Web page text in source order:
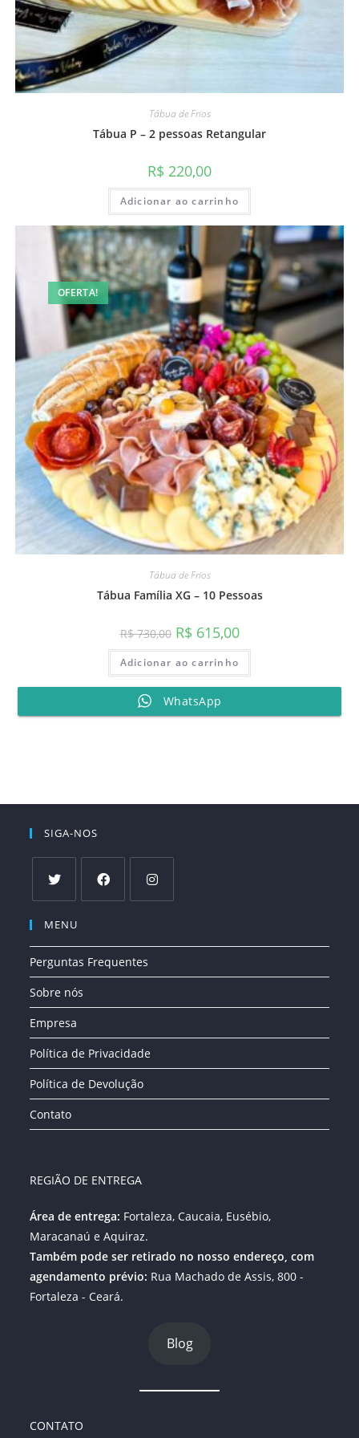
Tábua de Frios
Tábua P – 2 pessoas Retangular
R$ 220,00
Adicionar ao carrinho
OFERTA!
Tábua de Frios
Tábua Família XG – 10 Pessoas
R$730,00 O
preço
original
era:
R$ 730,00.
R$ 615,00O
preço
atual
R$ 615,00.
Adicionar ao carrinho
WhatsApp
SIGA-NOS
em
uma
nova
aba
uma
nova
aba
uma
nova
MENU
Perguntas Frequentes
Sobre nós
Empresa
Política de Privacidade
Política de Devolução
Contato
REGIÃO DE ENTREGA
Área de entrega: Fortaleza, Caucaia, Eusébio,
Maracanaú e Aquiraz.
Também pode ser retirado no nosso endereço, com
agendamento prévio: Rua Machado de Assis, 800 -
Fortaleza - Ceará.
Blog
CONTATO